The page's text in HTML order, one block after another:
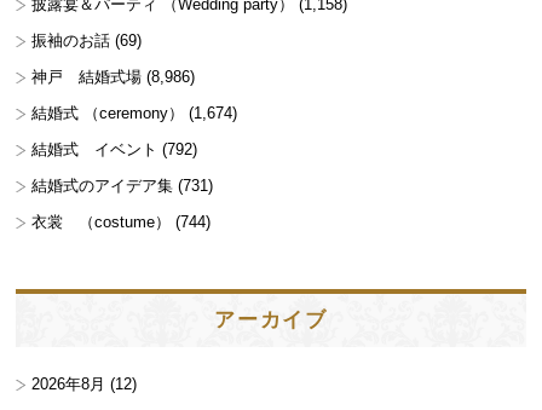
披露宴＆パーティ （Wedding party）
(1,158)
振袖のお話 (69)
神戸 結婚式場 (8,986)
結婚式 （ceremony）
(1,674)
結婚式 イベント (792)
結婚式のアイデア集 (731)
衣裳 （costume）
(744)
アーカイブ
2026年8月 (12)